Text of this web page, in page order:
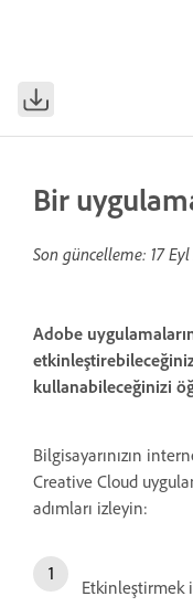
Bir
Son güncelleme: 17
Adobe
kullanabileceğinizi
Bilgisayarınızın
Creative Cloud
adımları izleyin:
Etkinleştirmek